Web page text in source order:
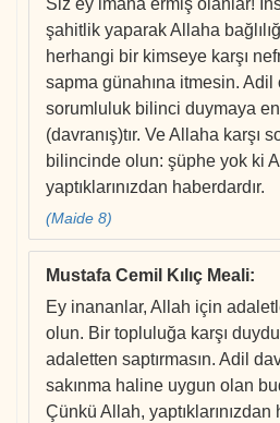
Siz ey imana ermiş olanlar!
şahitlik yaparak Allaha
herhangi bir kimseye karşı
sapma günahına itmesin. Adil
sorumluluk bilinci duymaya en
(davranış)tır. Ve Allaha karşı
bilincinde olun: şüphe yok ki
yaptıklarınızdan haberdardır.
(Maide 8)
Mustafa Cemil Kılıç Meali:
Ey inananlar, Allah için
olun. Bir topluluğa karşı
adaletten saptırmasın. Adil
sakınma haline uygun olan
Çünkü Allah, yaptıklarınızdan